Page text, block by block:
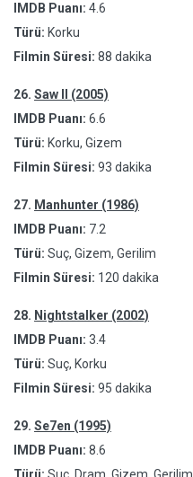
IMDB Puanı: 4.6
Türü: Korku
Filmin Süresi: 88 dakika
26. Saw II (2005)
IMDB Puanı: 6.6
Türü: Korku, Gizem
Filmin Süresi: 93 dakika
27. Manhunter (1986)
IMDB Puanı: 7.2
Türü: Suç, Gizem, Gerilim
Filmin Süresi: 120 dakika
28. Nightstalker (2002)
IMDB Puanı: 3.4
Türü: Suç, Korku
Filmin Süresi: 95 dakika
29. Se7en (1995)
IMDB Puanı: 8.6